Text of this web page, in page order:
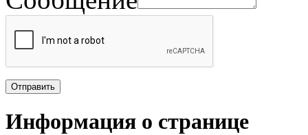
Информация о странице